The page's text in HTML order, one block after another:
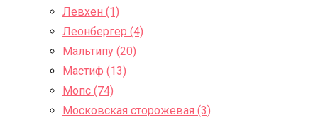
Левхен (1)
Леонбергер (4)
Мальтипу (20)
Мастиф (13)
Мопс (74)
Московская сторожевая (3)